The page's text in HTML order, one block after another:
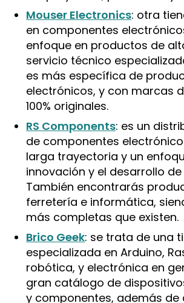
Mouser Electronics: otra
en componentes
enfoque en productos de
servicio técnico
es más específica de
electrónicos, y con marcas
100% originales.
RS Components: es un
de componentes
larga trayectoria y un
innovación y el desarrollo
También encontrarás
ferretería e informática,
más completas que existen.
Brico Geek: se trata de una
especializada en Arduino,
robótica, y electrónica en
gran catálogo de
y componentes, además de